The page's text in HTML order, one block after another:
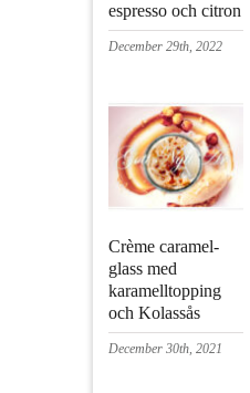
espresso och citron
December 29th, 2022
Crème caramel-
glass med
karamelltopping
och Kolassås
December 30th, 2021